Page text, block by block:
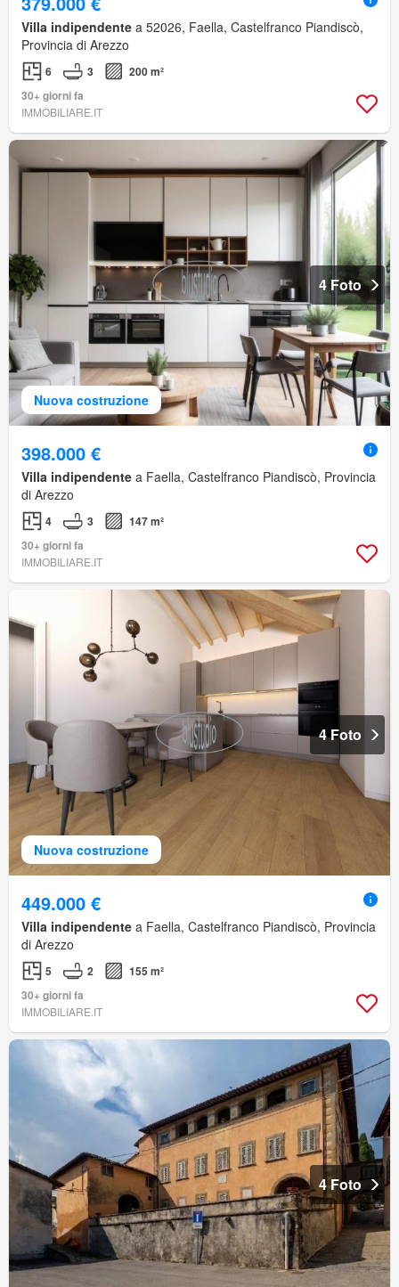
Villa indipendente a 52026, Faella, Castelfranco Piandiscò,
Provincia di Arezzo
6 3
200 m²
30+ giorni fa
IMMOBILIARE.IT
Nuova costruzione
4 Foto
398.000 €
Villa indipendente a Faella, Castelfranco Piandiscò, Provincia
di Arezzo
4 3
147 m²
30+ giorni fa
IMMOBILIARE.IT
Nuova costruzione
4 Foto
449.000 €
Villa indipendente a Faella, Castelfranco Piandiscò, Provincia
di Arezzo
5 2
155 m²
30+ giorni fa
IMMOBILIARE.IT
4 Foto